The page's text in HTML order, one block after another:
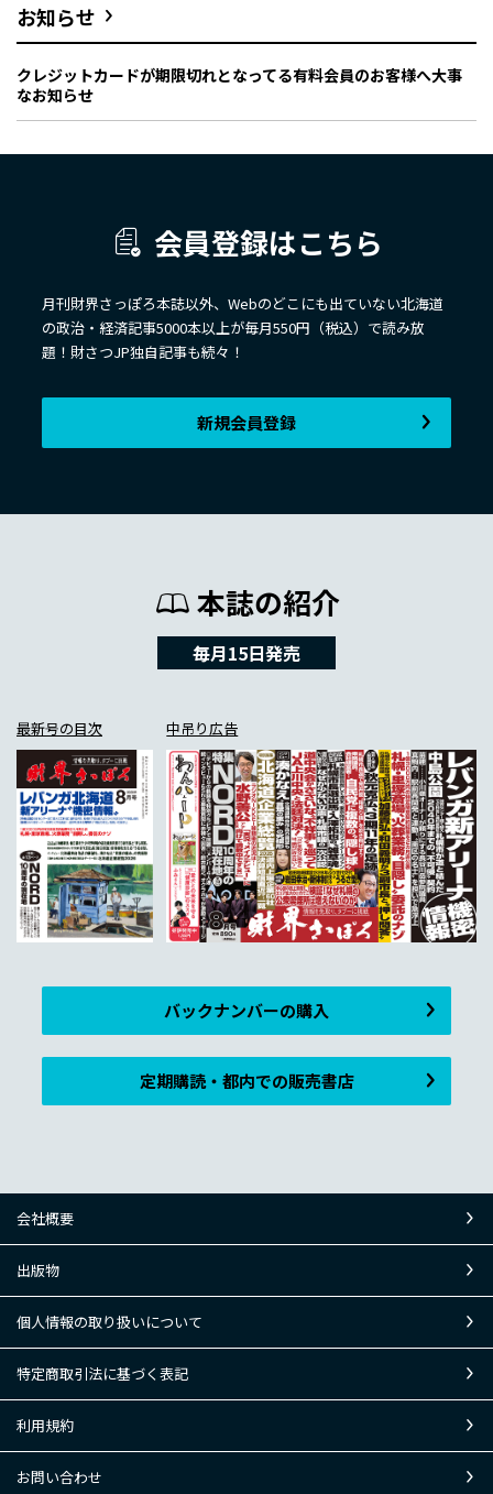
お知らせ
クレジットカードが期限切れとなってる有料会員のお客様へ大事
なお知らせ
会員登録はこちら
月刊財界さっぽろ本誌以外、Webのどこにも出ていない北海道
の政治・経済記事5000本以上が毎月550円（税込）で読み放
題！財さつJP独自記事も続々！
新規会員登録
本誌の紹介
毎月15日発売
最新号の目次 中吊り広告
バックナンバーの購入
定期購読・都内での販売書店
会社概要
出版物
個人情報の取り扱いについて
特定商取引法に基づく表記
利用規約
お問い合わせ